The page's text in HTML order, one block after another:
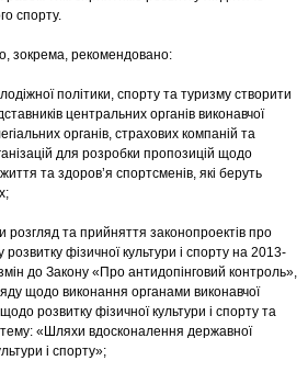
спорту.
зокрема, рекомендовано:
політики, спорту та туризму створити
центральних органів виконавчої
органів, страхових компаній та
для розробки пропозицій щодо
та здоров’я спортсменів, які беруть
розгляд та прийняття законопроектів про
фізичної культури і спорту на 2013-
до Закону «Про антидопінговий контроль»,
щодо виконання органами виконавчої
розвитку фізичної культури і спорту та
«Шляхи вдосконалення державної
і спорту»;